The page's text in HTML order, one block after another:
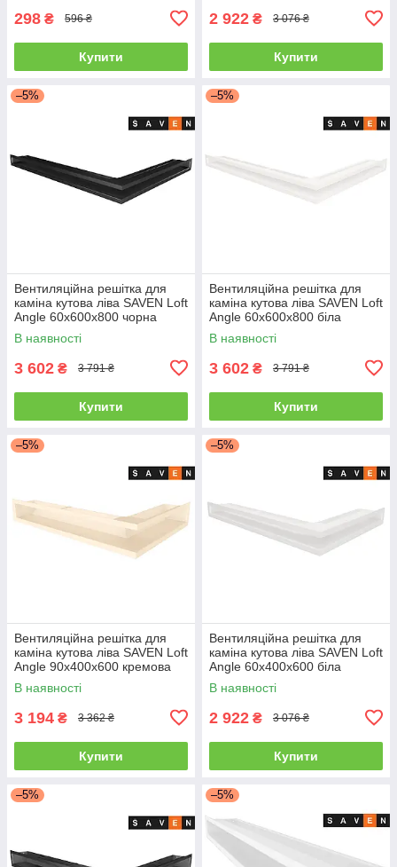
298 ₴ 596 ₴
Купити
2 922 ₴ 3 076 ₴
Купити
–5%
Вентиляційна решітка для
каміна кутова ліва SAVEN Loft
Angle 60х600х800 чорна
В наявності
3 602 ₴ 3 791 ₴
Купити
–5%
Вентиляційна решітка для
каміна кутова ліва SAVEN Loft
Angle 60х600х800 біла
В наявності
3 602 ₴ 3 791 ₴
Купити
–5%
Вентиляційна решітка для
каміна кутова ліва SAVEN Loft
Angle 90х400х600 кремова
В наявності
3 194 ₴ 3 362 ₴
Купити
–5%
Вентиляційна решітка для
каміна кутова ліва SAVEN Loft
Angle 60х400х600 біла
В наявності
2 922 ₴ 3 076 ₴
Купити
–5% –5%